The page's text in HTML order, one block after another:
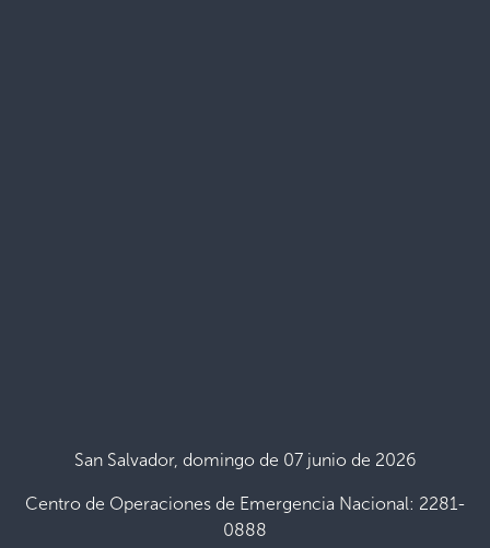
San Salvador, domingo de 07 junio de 2026
Centro de Operaciones de Emergencia Nacional: 2281-
0888